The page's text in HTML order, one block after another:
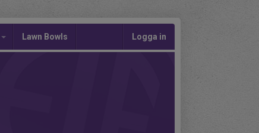
Lawn Bowls Logga in